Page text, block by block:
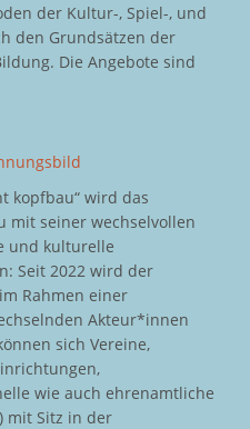
der Kultur-, Spiel-, und
den Grundsätzen der
Die Angebote sind
kopfbau“ wird das
mit seiner wechselvollen
und kulturelle
Seit 2022 wird der
Rahmen einer
Akteur*innen
sich Vereine,
wie auch ehrenamtliche
mit Sitz in der